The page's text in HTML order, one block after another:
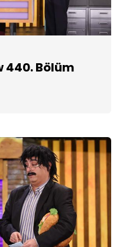
440. Bölüm